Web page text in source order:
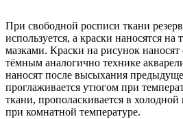
При свободной росписи ткани
используется, а краски наносятся
мазками. Краски на рисунок наносят
тёмным аналогично технике
наносят после высыхания
проглаживается утюгом при
ткани, прополаскивается в
при комнатной температуре.